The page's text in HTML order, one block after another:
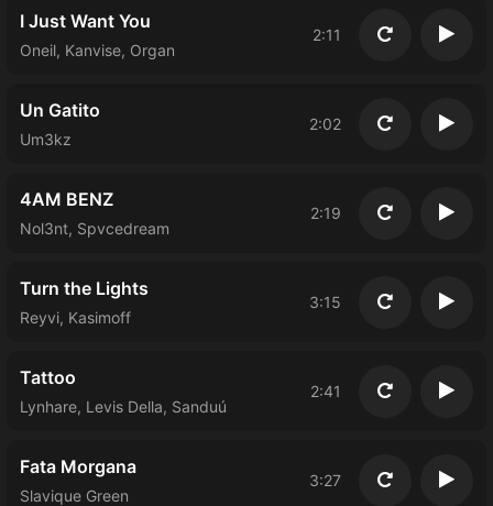
I Just Want You
Oneil, Kanvise, Organ
2:11 Повторить
Un Gatito
Um3kz
2:02 Повторить
4AM BENZ
Nol3nt, Spvcedream
2:19 Повторить
Turn the Lights
Reyvi, Kasimoff
3:15 Повторить
Tattoo
Lynhare, Levis Della, Sanduú
2:41 Повторить
Fata Morgana
Slavique Green
3:27 Повторить